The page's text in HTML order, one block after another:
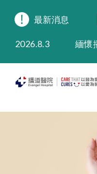
最新消息
2026.8.3
2025.9.23
2025.7.21